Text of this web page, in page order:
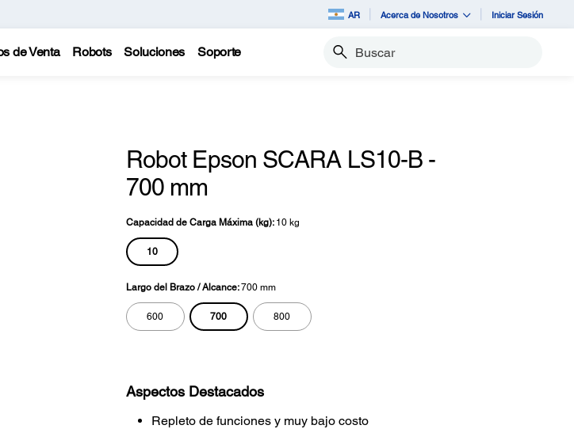
AR Acerca de Nosotros Iniciar Sesión
de Venta Robots Soluciones Soporte Buscar
Robot Epson SCARA LS10-B -
700 mm
Capacidad de Carga Máxima (kg): 10 kg
10
Largo del Brazo / Alcance:700 mm
600 700 800
Aspectos Destacados
Repleto de funciones y muy bajo costo